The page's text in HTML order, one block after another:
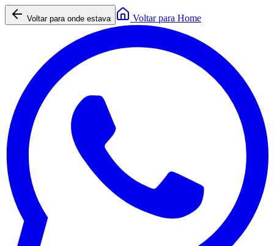
Voltar para onde estava Voltar para Home